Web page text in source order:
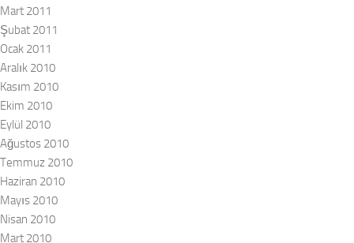
Mart 2011
Şubat 2011
Ocak 2011
Aralık 2010
Kasım 2010
Ekim 2010
Eylül 2010
Ağustos 2010
Temmuz 2010
Haziran 2010
Mayıs 2010
Nisan 2010
Mart 2010